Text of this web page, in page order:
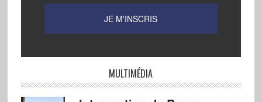
MULTIMÉDIA